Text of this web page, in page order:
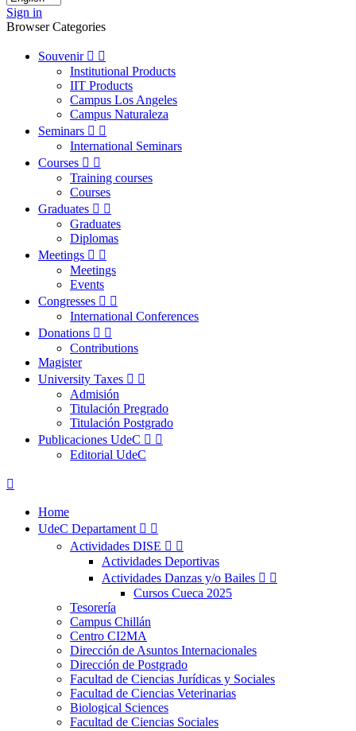
Sign in
Browser Categories
Souvenir  
Institutional Products
IIT Products
Campus Los Angeles
Campus Naturaleza
Seminars  
International Seminars
Courses  
Training courses
Courses
Graduates  
Graduates
Diplomas
Meetings  
Meetings
Events
Congresses  
International Conferences
Donations  
Contributions
Magister
University Taxes  
Admisión
Titulación Pregrado
Titulación Postgrado
Publicaciones UdeC  
Editorial UdeC

Home
UdeC Departament  
Actividades DISE  
Actividades Deportivas
Actividades Danzas y/o Bailes  
Cursos Cueca 2025
Tesorería
Campus Chillán
Centro CI2MA
Dirección de Asuntos Internacionales
Dirección de Postgrado
Facultad de Ciencias Jurídicas y Sociales
Facultad de Ciencias Veterinarias
Biological Sciences
Facultad de Ciencias Sociales